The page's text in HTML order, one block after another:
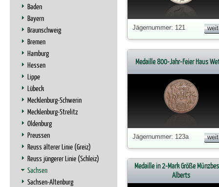
Baden
Bayern
Braunschweig
Bremen
Hamburg
Hessen
Lippe
Lübeck
Mecklenburg-Schwerin
Mecklenburg-Strelitz
Oldenburg
Preussen
Reuss älterer Linie (Greiz)
Reuss jüngerer Linie (Schleiz)
Sachsen
Sachsen-Altenburg
Jägernummer: 121
Medaille 800-Jahr-Feier Haus
Jägernummer: 123a
Medaille in 2-Mark Größe
Alberts